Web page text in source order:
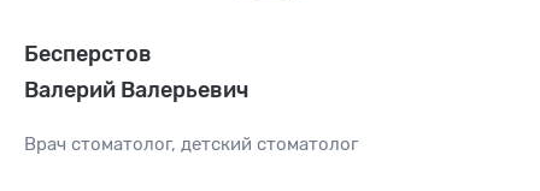
Бесперстов
Валерий Валерьевич
Врач стоматолог, детский стоматолог